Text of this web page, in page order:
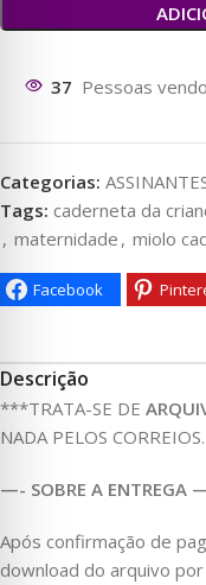
37 Pessoas
Categorias:
Tags: caderneta da
, maternidade , miolo
Facebook
Descrição
***TRATA-SE DE
NADA PELOS CORREIOS.
—- SOBRE A ENTREGA
Após confirmação de
download do arquivo